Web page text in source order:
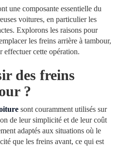
une composante essentielle du
voitures, en particulier les
Explorons les raisons pour
les freins arrière à tambour,
effectuer cette opération.
des freins
?
sont couramment utilisés sur
de leur simplicité et de leur coût
adaptés aux situations où le
que les freins avant, ce qui est